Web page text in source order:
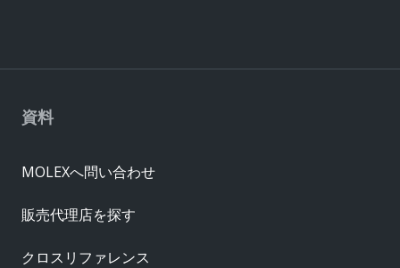
資料
MOLEXへ問い合わせ
販売代理店を探す
クロスリファレンス